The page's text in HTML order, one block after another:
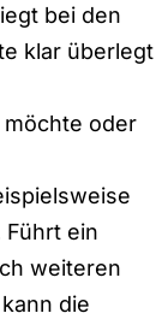
bei den
klar überlegt
oder
Führt ein
weiteren
die